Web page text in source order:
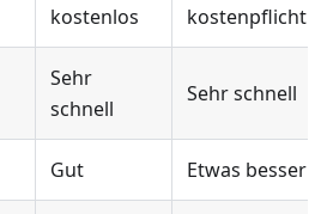
kostenlos
kostenpflichtig
Sehr
schnell
Sehr schnell
Gut Etwas besser